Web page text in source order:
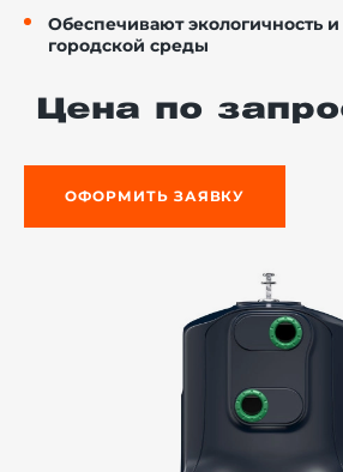
Обеспечивают экологичность и
городской среды
Цена по
ОФОРМИТЬ ЗАЯВКУ